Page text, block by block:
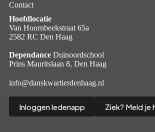
Contact
Hoofdlocatie
Van Hoornbeekstraat 65a
2582 RC Den Haag
Dependance Duinoordschool
Prins Mauritslaan 8, Den Haag
info@danskwartierdenhaag.nl
Inloggen ledenapp Ziek? Meld je